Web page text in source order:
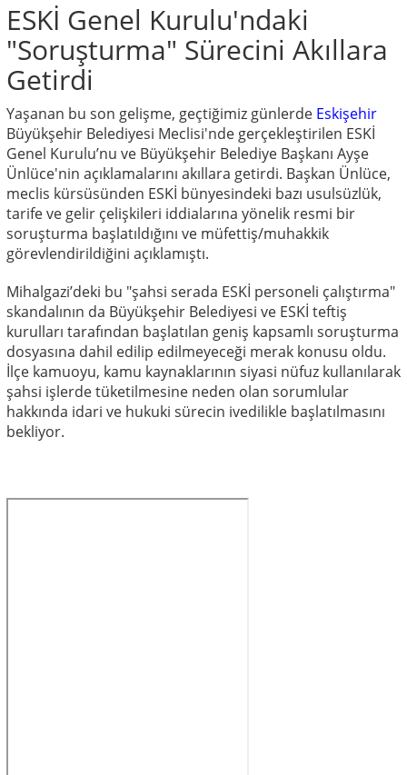
ESKİ Genel Kurulu'ndaki
"Soruşturma" Sürecini Akıllara
Getirdi
Yaşanan bu son gelişme, geçtiğimiz günlerde Eskişehir
Büyükşehir Belediyesi Meclisi'nde gerçekleştirilen ESKİ
Genel Kurulu’nu ve Büyükşehir Belediye Başkanı Ayşe
Ünlüce'nin açıklamalarını akıllara getirdi. Başkan Ünlüce,
meclis kürsüsünden ESKİ bünyesindeki bazı usulsüzlük,
tarife ve gelir çelişkileri iddialarına yönelik resmi bir
soruşturma başlatıldığını ve müfettiş/muhakkik
görevlendirildiğini açıklamıştı.
Mihalgazi’deki bu "şahsi serada ESKİ personeli çalıştırma"
skandalının da Büyükşehir Belediyesi ve ESKİ teftiş
kurulları tarafından başlatılan geniş kapsamlı soruşturma
dosyasına dahil edilip edilmeyeceği merak konusu oldu.
İlçe kamuoyu, kamu kaynaklarının siyasi nüfuz kullanılarak
şahsi işlerde tüketilmesine neden olan sorumlular
hakkında idari ve hukuki sürecin ivedilikle başlatılmasını
bekliyor.